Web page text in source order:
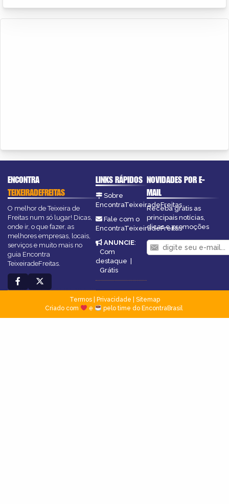
ENCONTRA
TEIXEIRADEFREITAS
O melhor de Teixeira de
Freitas num só lugar! Dicas,
onde ir, o que fazer, as
melhores empresas, locais,
serviços e muito mais no
guia Encontra
TeixeiradeFreitas.
LINKS RÁPIDOS
Sobre
EncontraTeixeiradeFreitas
Fale com o
EncontraTeixeiradeFreitas
ANUNCIE:
Com
destaque |
Grátis
NOVIDADES POR E-
MAIL
Receba grátis as
principais notícias,
dicas e promoções
Termos| Privacidade
Sitemap
Criado com
e pelo time do EncontraBrasil